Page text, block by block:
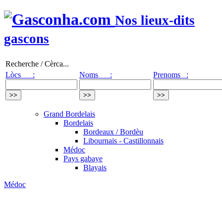
Nos lieux-dits
gascons
Recherche / Cèrca...
Lòcs :
Noms : Prenoms :
Grand Bordelais
Bordelais
Bordeaux / Bordèu
Libournais - Castillonnais
Médoc
Pays gabaye
Blayais
Médoc